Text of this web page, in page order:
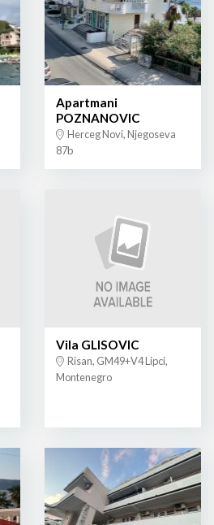
Apartmani
POZNANOVIC
Herceg Novi, Njegoseva
87b
Vila GLISOVIC
Risan, GM49+V4 Lipci,
Montenegro